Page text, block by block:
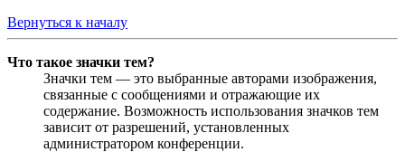
Вернуться к началу
Что такое значки тем?
Значки тем — это выбранные авторами изображения,
связанные с сообщениями и отражающие их
содержание. Возможность использования значков тем
зависит от разрешений, установленных
администратором конференции.